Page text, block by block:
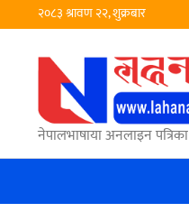
२०८३ श्रावण २२, शुक्रबार
नेपालभाषाया अनलाइन पत्रिका